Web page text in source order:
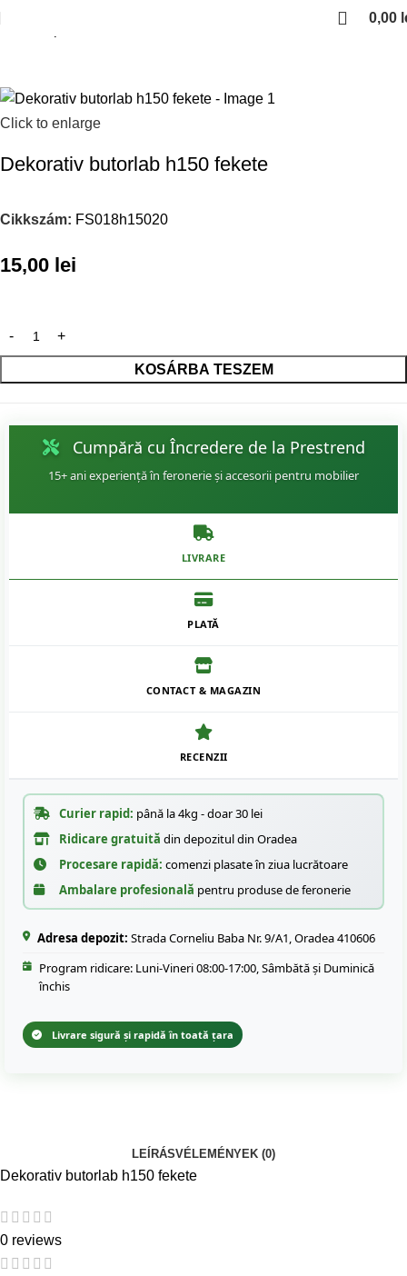
0,00
Click to enlarge
Dekorativ butorlab h150 fekete
Cikkszám: FS018h15020
15,00 lei
KOSÁRBA TESZEM
Cumpără cu Încredere de la Prestrend
15+ ani experiență în feronerie și accesorii pentru mobilier
LIVRARE
PLATĂ
CONTACT & MAGAZIN
RECENZII
Curier rapid: până la 4kg - doar 30 lei
Ridicare gratuită din depozitul din Oradea
Procesare rapidă: comenzi plasate în ziua lucrătoare
Ambalare profesională pentru produse de feronerie
Adresa depozit: Strada Corneliu Baba Nr. 9/A1, Oradea 410606
Program ridicare: Luni-Vineri 08:00-17:00, Sâmbătă și Duminică
închis
Livrare sigură și rapidă în toată țara
LEÍRÁSVÉLEMÉNYEK (0)
Dekorativ butorlab h150 fekete
0 reviews